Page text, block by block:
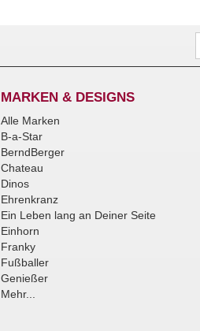
MARKEN & DESIGNS
Alle Marken
B-a-Star
BerndBerger
Chateau
Dinos
Ehrenkranz
Ein Leben lang an Deiner Seite
Einhorn
Franky
Fußballer
Genießer
Mehr...